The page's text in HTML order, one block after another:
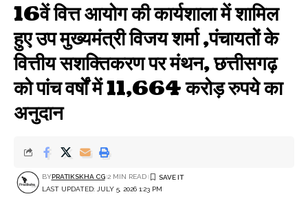
16वें वित्त आयोग की कार्यशाला में शामिल
हुए उप मुख्यमंत्री विजय शर्मा ,पंचायतों के
वित्तीय सशक्तिकरण पर मंथन, छत्तीसगढ़
को पांच वर्षों में 11,664 करोड़ रुपये का
अनुदान
LAST UPDATED: JULY 5, 2026 1:23 PM
BYPRATIKSKHA CG 2 MIN READ